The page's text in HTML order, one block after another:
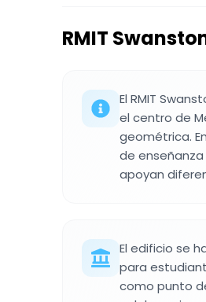
RMIT
El RMIT
el centro de
geométrica.
de
apoyan
El edificio se
para
como punto